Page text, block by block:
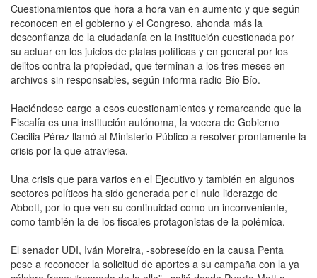
Cuestionamientos que hora a hora van en aumento y que según
reconocen en el gobierno y el Congreso, ahonda más la
desconfianza de la ciudadanía en la institución cuestionada por
su actuar en los juicios de platas políticas y en general por los
delitos contra la propiedad, que terminan a los tres meses en
archivos sin responsables, según informa radio Bío Bío.
Haciéndose cargo a esos cuestionamientos y remarcando que la
Fiscalía es una institución autónoma, la vocera de Gobierno
Cecilia Pérez llamó al Ministerio Público a resolver prontamente la
crisis por la que atraviesa.
Una crisis que para varios en el Ejecutivo y también en algunos
sectores políticos ha sido generada por el nulo liderazgo de
Abbott, por lo que ven su continuidad como un inconveniente,
como también la de los fiscales protagonistas de la polémica.
El senador UDI, Iván Moreira, -sobreseído en la causa Penta
pese a reconocer la solicitud de aportes a su campaña con la ya